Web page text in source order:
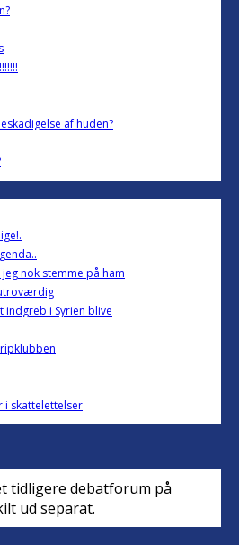
af huden?
nok stemme på ham
indgreb i Syrien blive
i skattelettelser
tidligere debatforum på
ud separat.